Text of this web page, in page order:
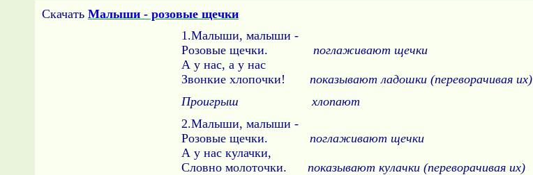
СкачатьМалыши - розовые щечки
1.Малыши, малыши -
Розовые щечки.поглаживают щечки
А у нас, а у нас
Звонкие хлопочки!показывают ладошки (переворачивая их)
Проигрыш хлопают
2.Малыши, малыши -
Розовые щечки. поглаживают щечки
А у нас кулачки,
Словно молоточки. показывают кулачки (переворачивая их)